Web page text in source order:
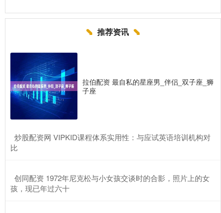
推荐资讯
拉伯配资 最自私的星座男_伴侣_双子座_狮
子座
​炒股配资网 VIPKID课程体系实用性：与应试英语培训机构对
比
​创同配资 1972年尼克松与小女孩交谈时的合影，照片上的女
孩，现已年过六十